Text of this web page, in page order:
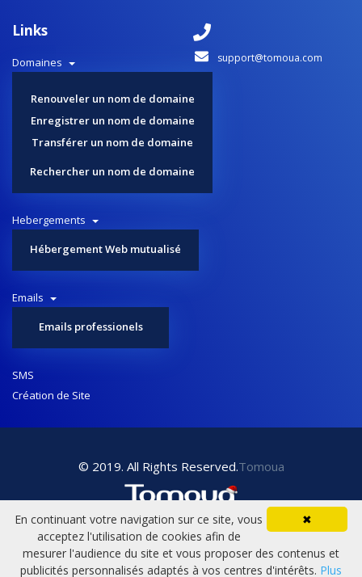
Links
Domaines
Renouveler un nom de domaine
Enregistrer un nom de domaine
Transférer un nom de domaine
Rechercher un nom de domaine
Hebergements
Hébergement Web mutualisé
Emails
Emails professionels
SMS
Création de Site
support@tomoua.com
© 2019. All Rights Reserved.Tomoua
✖
En continuant votre navigation sur ce site, vous
acceptez l'utilisation de cookies afin de
mesurer l'audience du site et vous proposer des contenus et
publicités personnalisés adaptés à vos centres d'intérêts. Plus